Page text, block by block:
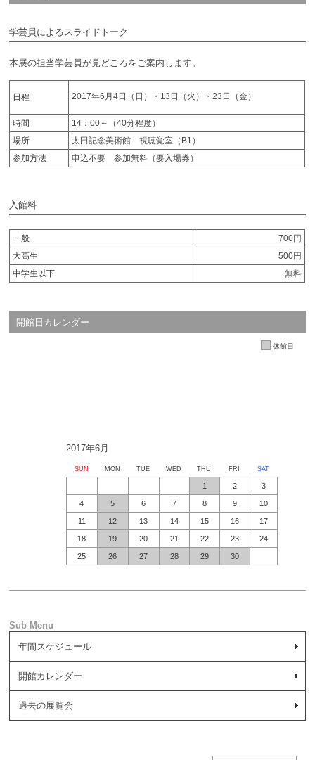
学芸員によるスライドトーク
本展の担当学芸員が見どころをご案内します。
日程 2017年6月4日（日）・13日（火）・23日（金）
時間
14：00～（40分程度）
場所
太田記念美術館 視聴覚室（B1）
参加方法
申込不要 参加無料（要入場券）
入館料
一般
700円
大高生
500円
中学生以下
無料
開館日カレンダー
休館日
2017年6月
SUN MON TUE WED THU FRI SAT
1 2 3
4 5 6 7 8 9 10
11 12 13 14 15 16 17
18 19 20 21 22 23 24
25 26 27 28 29 30
年間スケジュール
開館カレンダー
過去の展覧会